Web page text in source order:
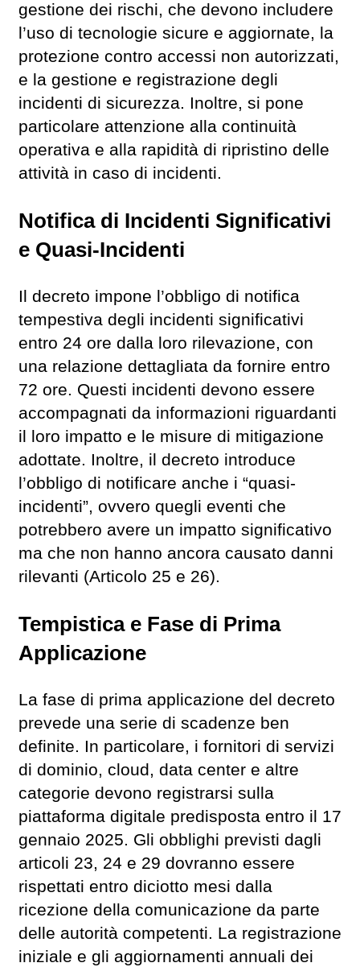
gestione dei rischi, che devono includere
l’uso di tecnologie sicure e aggiornate, la
protezione contro accessi non autorizzati,
e la gestione e registrazione degli
incidenti di sicurezza. Inoltre, si pone
particolare attenzione alla continuità
operativa e alla rapidità di ripristino delle
attività in caso di incidenti.
Notifica di Incidenti Significativi
e Quasi-Incidenti
Il decreto impone l’obbligo di notifica
tempestiva degli incidenti significativi
entro 24 ore dalla loro rilevazione, con
una relazione dettagliata da fornire entro
72 ore. Questi incidenti devono essere
accompagnati da informazioni riguardanti
il loro impatto e le misure di mitigazione
adottate. Inoltre, il decreto introduce
l’obbligo di notificare anche i “quasi-
incidenti”, ovvero quegli eventi che
potrebbero avere un impatto significativo
ma che non hanno ancora causato danni
rilevanti (Articolo 25 e 26).
Tempistica e Fase di Prima
Applicazione
La fase di prima applicazione del decreto
prevede una serie di scadenze ben
definite. In particolare, i fornitori di servizi
di dominio, cloud, data center e altre
categorie devono registrarsi sulla
piattaforma digitale predisposta entro il 17
gennaio 2025. Gli obblighi previsti dagli
articoli 23, 24 e 29 dovranno essere
rispettati entro diciotto mesi dalla
ricezione della comunicazione da parte
delle autorità competenti. La registrazione
iniziale e gli aggiornamenti annuali dei